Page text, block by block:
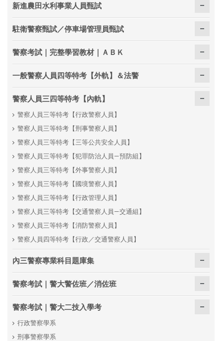
新進農田水利事業人員甄試
駐衛警察甄試／停車場管理員甄試
警察考試｜完整學習教材｜ＡＢＫ
一般警察人員四等特考【外軌】＆法警
警察人員三四等特考【內軌】
警察人員三等特考【行政警察人員】
警察人員三等特考【刑事警察人員】
警察人員三等特考【三等公共安全人員】
警察人員三等特考【犯罪防治人員—預防組】
警察人員三等特考【外事警察人員】
警察人員三等特考【國境警察人員】
警察人員三等特考【行政管理人員】
警察人員三等特考【交通警察人員—交通組】
警察人員三等特考【消防警察人員】
警察人員四等特考【行政／交通警察人員】
內三警察專業科目題庫集
警察考試｜警大警佐班／消佐班
警察考試｜警大二技入學考
行政警察學系
刑事警察學系